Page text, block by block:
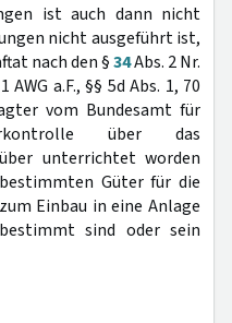
ist auch dann nicht
nicht ausgeführt ist,
nach den §34Abs. 2 Nr.
AWG a.F., §§ 5d Abs. 1, 70
vom Bundesamt für
über das
unterrichtet worden
Güter für die
Einbau in eine Anlage
sind oder sein